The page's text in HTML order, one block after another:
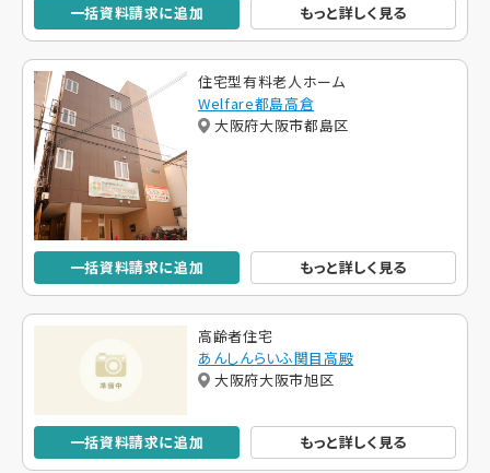
一括資料請求に追加 もっと詳しく見る
住宅型有料老人ホーム
Welfare都島高倉
大阪府大阪市都島区
一括資料請求に追加 もっと詳しく見る
高齢者住宅
あんしんらいふ関目高殿
大阪府大阪市旭区
一括資料請求に追加 もっと詳しく見る